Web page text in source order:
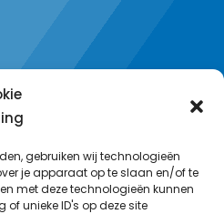
gebruiken wij technologieën
je apparaat op te slaan en/of te
met deze technologieën kunnen
unieke ID's op deze site